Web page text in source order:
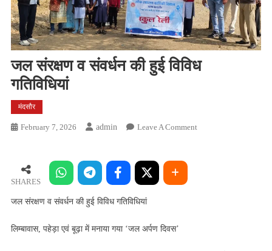
जल संरक्षण व संवर्धन की हुई विविध
गतिविधियां
मंदसौर
February 7, 2026 Admin Leave A CommentOn
SHARES
जल संरक्षण व संवर्धन की हुई विविध गतिविधियां
लिम्बावास, पहेड़ा एवं बूढ़ा में मनाया गया ‘जल अर्पण दिवस’